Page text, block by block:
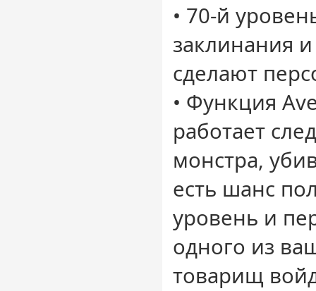
• 70-й
заклинания
сделают
• Функция
работает
монстра,
есть шанс
уровень и
одного из
товарищ